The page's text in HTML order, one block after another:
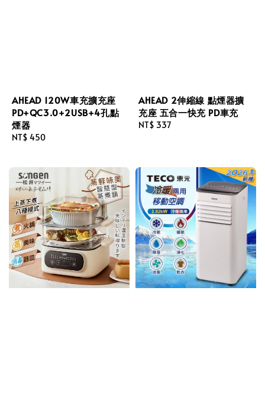
AHEAD 120W車充擴充座
PD+QC3.0+2USB+4孔點
煙器
Regular
NT$ 450
AHEAD 2伸縮線 點煙器擴
充座 五合一快充 PD車充
Regular
NT$ 337